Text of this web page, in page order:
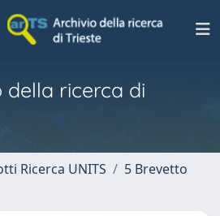
della ricerca di
Ricerca UNITS
5 Brevetto